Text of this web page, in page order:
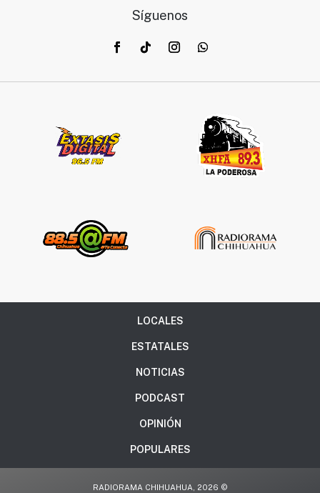
Síguenos
LOCALES
ESTATALES
NOTICIAS
PODCAST
OPINIÓN
POPULARES
RADIORAMA CHIHUAHUA, 2026 ©